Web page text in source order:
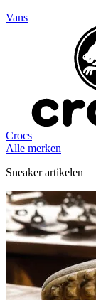
Vans
Crocs
Alle merken
Sneaker artikelen